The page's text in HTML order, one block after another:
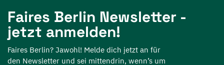
Faires Berlin Newsletter -
jetzt anmelden!
Faires Berlin? Jawohl! Melde dich jetzt an für
den Newsletter und sei mittendrin, wenn’s um